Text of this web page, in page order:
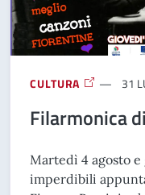
CULTURA 31
Filarmonica
Martedì 4 agosto
imperdibili